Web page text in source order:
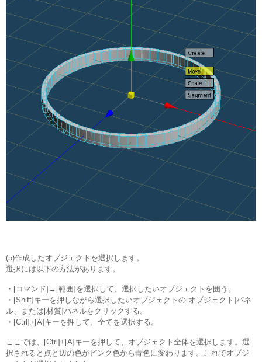
(5)作成したオブジェクトを選択します。
選択には以下の方法があります。
・[コマンド]→[範囲]を選択して、選択したいオブジェクトを囲う。
・[Shift]キーを押しながら選択したいオブジェクトの[オブジェクト]パネ
ル、または[材質]パネルをクリックする。
・[Ctrl]+[A]キーを押して、全てを選択する。
ここでは、[Ctrl]+[A]キーを押して、オブジェクト全体を選択します。選
択されると点と辺の色がピンク色から青色に変わります。これでオブジ